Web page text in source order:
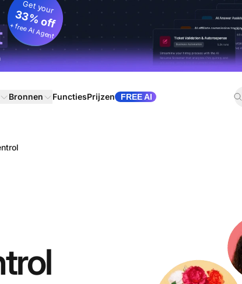
Get your
33% off
+ free AI Agent
Bronnen FunctiesPrijzen FREE AI